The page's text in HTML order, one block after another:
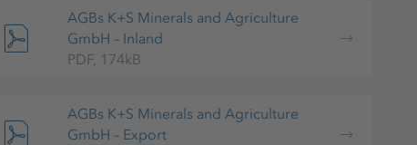
AGBs K+S Minerals and Agriculture
GmbH – Inland
PDF, 174kB
AGBs K+S Minerals and Agriculture
GmbH – Export